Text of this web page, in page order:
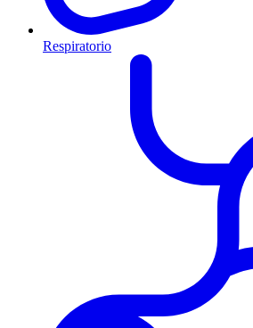
Respiratorio